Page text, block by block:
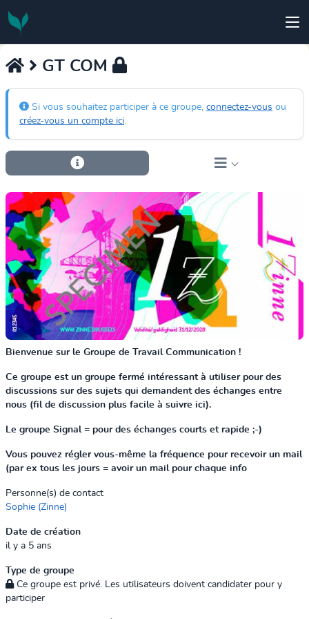
GT COM
Si vous souhaitez participer à ce groupe, connectez-vous ou
créez-vous un compte ici.
Bienvenue sur le Groupe de Travail Communication !
Ce groupe est un groupe fermé intéressant à utiliser pour des
discussions sur des sujets qui demandent des échanges entre
nous (fil de discussion plus facile à suivre ici).
Le groupe Signal = pour des échanges courts et rapide ;-)
Vous pouvez régler vous-même la fréquence pour recevoir un mail
(par ex tous les jours = avoir un mail pour chaque info
Personne(s) de contact
Sophie (Zinne)
Date de création
il y a 5 ans
Type de groupe
Ce groupe est privé. Les utilisateurs doivent candidater pour y
participer